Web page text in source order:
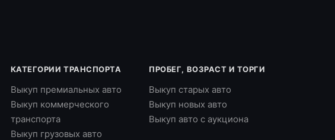
КАТЕГОРИИ ТРАНСПОРТА
Выкуп премиальных авто
Выкуп коммерческого
транспорта
Выкуп грузовых авто
ПРОБЕГ, ВОЗРАСТ И ТОРГИ
Выкуп старых авто
Выкуп новых авто
Выкуп авто с аукциона